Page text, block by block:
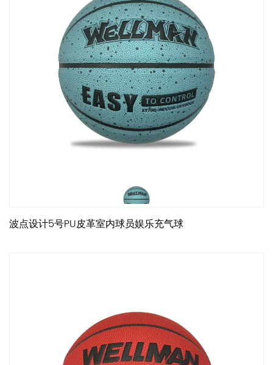
波点设计5号PU皮革室内球员娱乐充气球